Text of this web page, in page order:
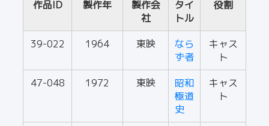
作品ID 製作年
製作会
社
タイ
トル
役割
39-022 1964 東映
なら
ず者
キャス
ト
47-048
1972 東映
昭和
極道
史
キャス
ト